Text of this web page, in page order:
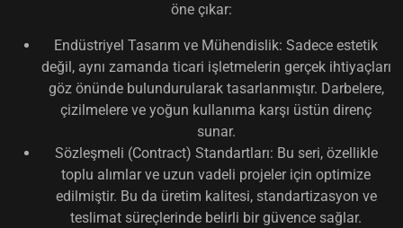
öne çıkar:
Endüstriyel Tasarım ve Mühendislik: Sadece estetik
değil, aynı zamanda ticari işletmelerin gerçek ihtiyaçları
göz önünde bulundurularak tasarlanmıştır. Darbelere,
çizilmelere ve yoğun kullanıma karşı üstün direnç
sunar.
Sözleşmeli (Contract) Standartları: Bu seri, özellikle
toplu alımlar ve uzun vadeli projeleriçin optimize
edilmiştir. Bu da üretim kalitesi, standartizasyon ve
teslimat süreçlerinde belirli bir güvence sağlar.